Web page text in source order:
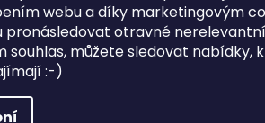
webu a díky marketingovým
pronásledovat otravné
souhlas, můžete sledovat nabídky,
:-)
Upravit nastavení cookies